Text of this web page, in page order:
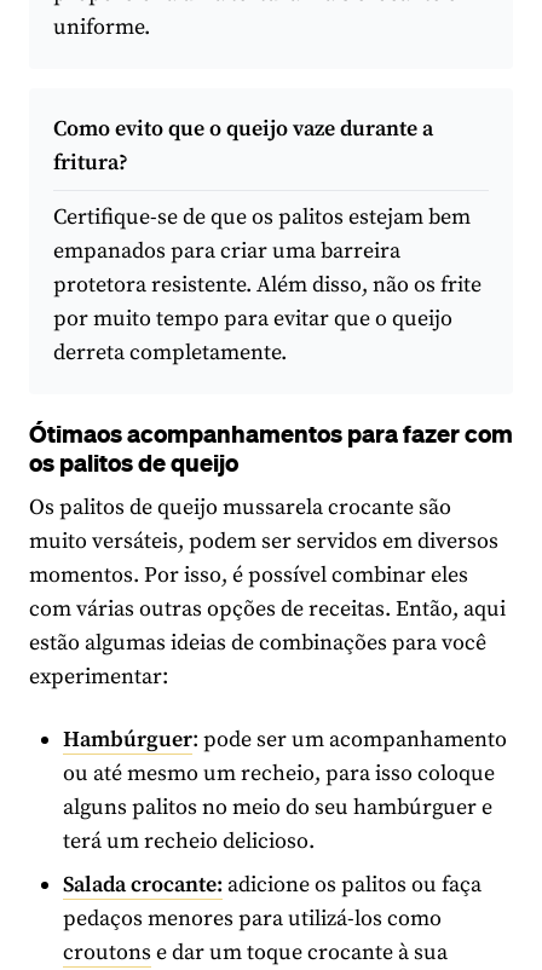
uniforme.
Como evito que o queijo vaze durante a
fritura?
Certifique-se de que os palitos estejam bem
empanados para criar uma barreira
protetora resistente. Além disso, não os frite
por muito tempo para evitar que o queijo
derreta completamente.
Ótimaos acompanhamentos para fazer com
os palitos de queijo
Os palitos de queijo mussarela crocante são
muito versáteis, podem ser servidos em diversos
momentos. Por isso, é possível combinar eles
com várias outras opções de receitas. Então, aqui
estão algumas ideias de combinações para você
experimentar:
Hambúrguer: pode ser um acompanhamento
ou até mesmo um recheio, para isso coloque
alguns palitos no meio do seu hambúrguer e
terá um recheio delicioso.
Salada crocante: adicione os palitos ou faça
pedaços menores para utilizá-los como
croutons e dar um toque crocante à sua